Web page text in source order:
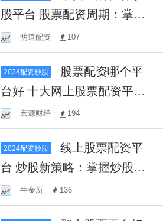
股平台 股票配资周期：掌握
节奏，稳健盈利
明道配资 107
2024配资炒股
台好 十大网上股票配资平台
排行榜：精选安全可靠之选
宏源财经 194
2024配资炒股
线上股票配资平
台 炒股新策略：掌握炒股配
资技巧，轻松放大收益，开
启财富增长之旅！
牛金所 136